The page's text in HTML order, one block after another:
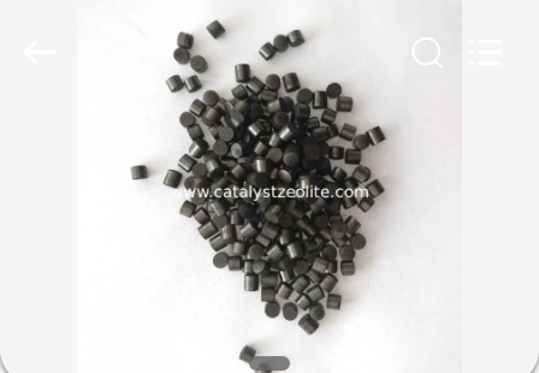
PRODUKTY